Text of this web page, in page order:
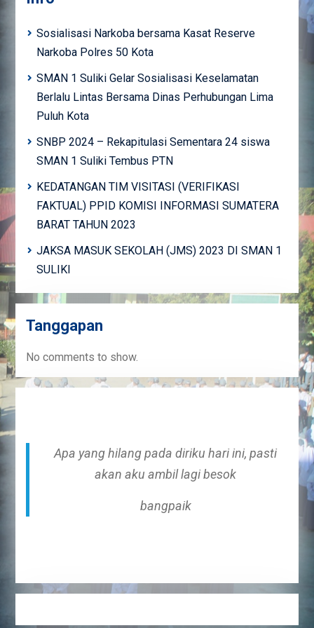
Sosialisasi Narkoba bersama Kasat Reserve
Narkoba Polres 50 Kota
SMAN 1 Suliki Gelar Sosialisasi Keselamatan
Berlalu Lintas Bersama Dinas Perhubungan Lima
Puluh Kota
SNBP 2024 – Rekapitulasi Sementara 24 siswa
SMAN 1 Suliki Tembus PTN
KEDATANGAN TIM VISITASI (VERIFIKASI
FAKTUAL) PPID KOMISI INFORMASI SUMATERA
BARAT TAHUN 2023
JAKSA MASUK SEKOLAH (JMS) 2023 DI SMAN 1
SULIKI
Tanggapan
No comments to show.
Apa yang hilang pada diriku hari ini, pasti
akan aku ambil lagi besok
bangpaik